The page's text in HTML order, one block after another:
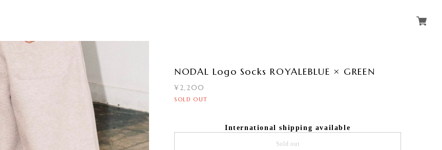
NODAL Logo Socks ROYALEBLUE × GREEN
¥2,200
SOLD OUT
International shipping available
Sold out